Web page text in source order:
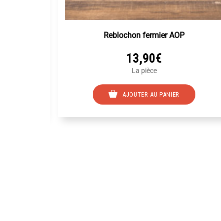
Reblochon fermier AOP
13,90€
La pièce
AJOUTER AU PANIER